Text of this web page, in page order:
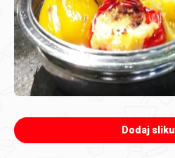
Dodaj sliku